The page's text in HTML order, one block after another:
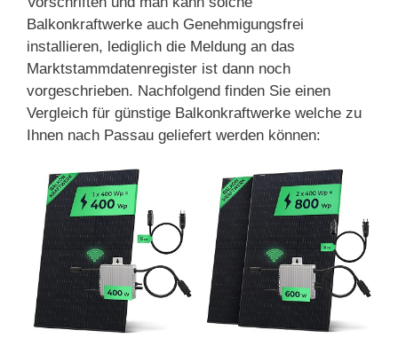
Balkonkraftwerke auch Genehmigungsfrei
installieren, lediglich die Meldung an das
Marktstammdatenregister ist dann noch
vorgeschrieben. Nachfolgend finden Sie einen
Vergleich für günstige Balkonkraftwerke welche zu
Ihnen nach Passau geliefert werden können: